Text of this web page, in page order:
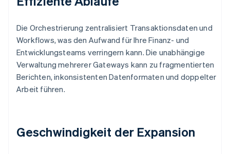
Die Orchestrierung zentralisiert Transaktionsdaten und
Workflows, was den Aufwand für Ihre Finanz- und
Entwicklungsteams verringern kann. Die unabhängige
Verwaltung mehrerer Gateways kann zu fragmentierten
Berichten, inkonsistenten Datenformaten und doppelter
Arbeit führen.
Geschwindigkeit der Expansion